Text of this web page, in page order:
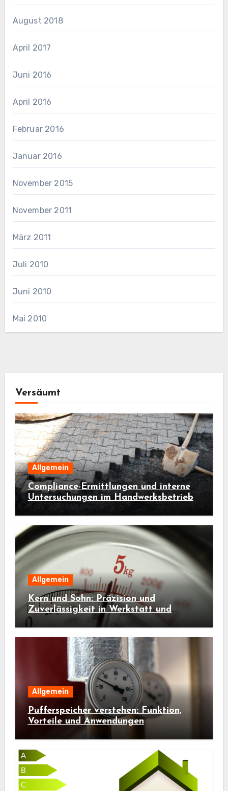
August 2018
April 2017
Juni 2016
April 2016
Februar 2016
Januar 2016
November 2015
November 2011
März 2011
Juli 2010
Juni 2010
Mai 2010
Versäumt
Allgemein
Compliance-Ermittlungen und interne
Untersuchungen im Handwerksbetrieb
Allgemein
Kern und Sohn: Präzision und
Zuverlässigkeit in Werkstatt und
Industrie
Allgemein
Pufferspeicher verstehen: Funktion,
Vorteile und Anwendungen